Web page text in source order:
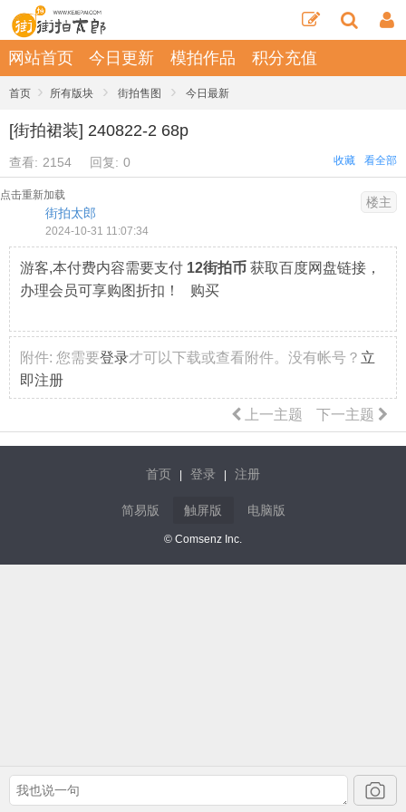
网站首页 今日更新 模拍作品 积分充值
首页 › 所有版块 › 街拍售图 › 今日最新
[街拍裙装] 240822-2 68p
查看: 2154 回复: 0 看全部
收藏
点击重新加载
街拍太郎
2024-10-31 11:07:34
楼主
游客,本付费内容需要支付 12街拍币 获取百度网盘链接，
办理会员可享购图折扣！ 购买
附件: 您需要登录才可以下载或查看附件。没有帐号？ 立
即注册
下一主题
上一主题
首页 登录 注册
简易版 触屏版 电脑版
© Comsenz Inc.